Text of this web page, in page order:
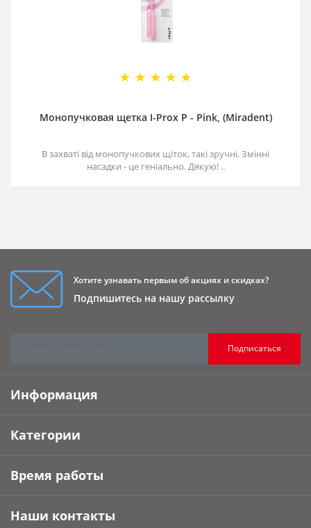
Монопучковая щетка I-Prox P - Pink, (Miradent)
В захваті від монопучкових щіток, такі зручні. Змінні
насадки - це геніально. Дякую! ..
Хотите узнавать первым об акциях и скидках?
Подпишитесь на нашу рассылку
Подписаться
Информация
Категории
Время работы
Наши контакты